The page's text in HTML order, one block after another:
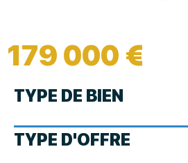
179 000 €
TYPE DE BIEN
TYPE D'OFFRE